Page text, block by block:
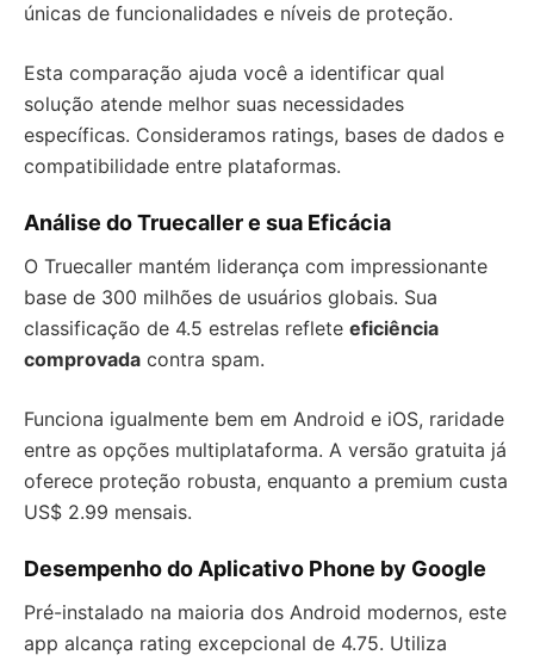
únicas de funcionalidades e níveis de proteção.
Esta comparação ajuda você a identificar qual
solução atende melhor suas necessidades
específicas. Consideramos ratings, bases de dados e
compatibilidade entre plataformas.
Análise do Truecaller e sua Eficácia
O Truecaller mantém liderança com impressionante
base de 300 milhões de usuários globais. Sua
classificação de 4.5 estrelas reflete eficiência
comprovada contra spam.
Funciona igualmente bem em Android e iOS, raridade
entre as opções multiplataforma. A versão gratuita já
oferece proteção robusta, enquanto a premium custa
US$ 2.99 mensais.
Desempenho do Aplicativo Phone by Google
Pré-instalado na maioria dos Android modernos, este
app alcança rating excepcional de 4.75. Utiliza